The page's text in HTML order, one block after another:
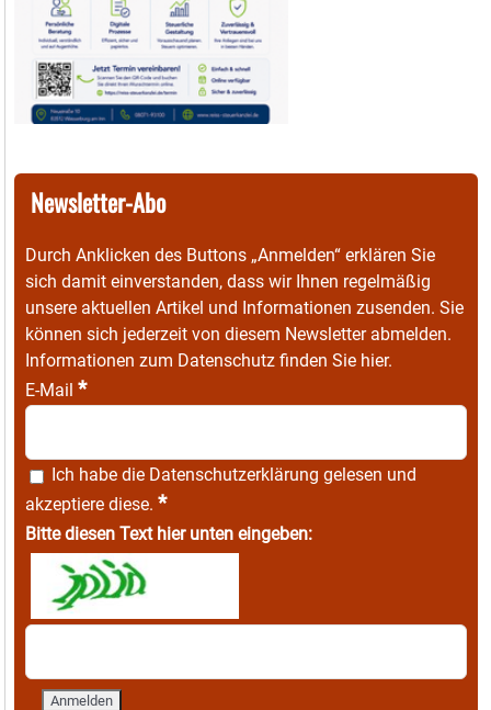
Newsletter-Abo
Durch Anklicken des Buttons „Anmelden“ erklären Sie
sich damit einverstanden, dass wir Ihnen regelmäßig
unsere aktuellen Artikel und Informationen zusenden. Sie
können sich jederzeit von diesem Newsletter abmelden.
Informationen zum Datenschutz finden Sie hier.
E-Mail *
Ich habe die Datenschutzerklärung gelesen und
akzeptiere diese. *
Bitte diesen Text hier unten eingeben: